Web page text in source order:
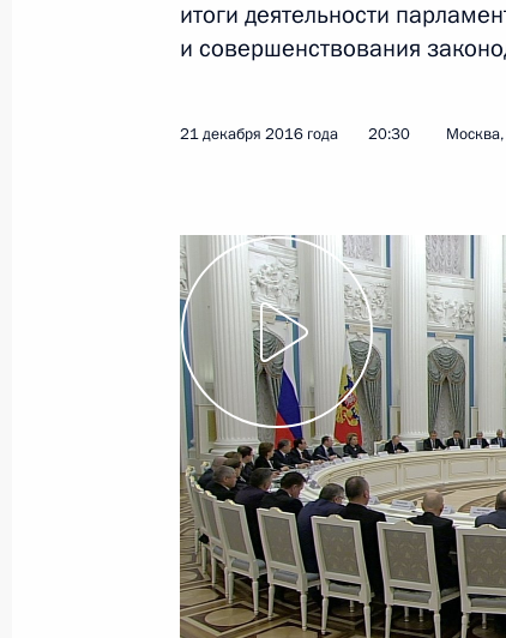
Кузьминовым
9 января 2017 года, 14:40 Москва,
7 января 2017 года, суббота
Встреча с рыбаками
7 января 2017 года, 01:30 Великий
28 декабря 2016 года, среда
итоги деятельности
и совершенствования
21 декабря 2016 года 20:30